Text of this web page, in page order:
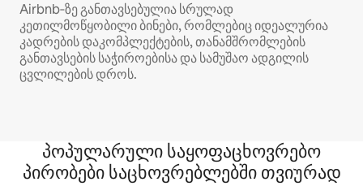
Airbnb‑ზე განთავსებულია სრულად
კეთილმოწყობილი ბინები, რომლებიც იდეალურია
კადრების დაკომპლექტების, თანამშრომლების
განთავსების საჭიროებისა და სამუშაო ადგილის
ცვლილების დროს.
პოპულარული საყოფაცხოვრებო
პირობები საცხოვრებლებში თვიურად